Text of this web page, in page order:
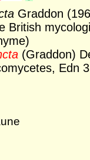
Graddon
British
(Graddon)
Edn